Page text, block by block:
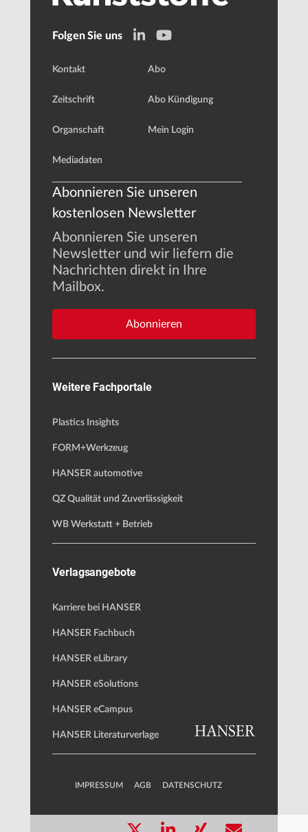
Folgen Sie uns
Kontakt
Zeitschrift
Organschaft
Mediadaten
Abo
Abo Kündigung
Mein Login
Abonnieren Sie unseren
kostenlosen Newsletter
Abonnieren Sie unseren
Newsletter und wir liefern die
Nachrichten direkt in Ihre
Mailbox.
Abonnieren
Weitere Fachportale
Plastics Insights
FORM+Werkzeug
HANSER automotive
QZ Qualität und Zuverlässigkeit
WB Werkstatt + Betrieb
Verlagsangebote
Karriere bei HANSER
HANSER Fachbuch
HANSER eLibrary
HANSER eSolutions
HANSER eCampus
HANSER Literaturverlage
IMPRESSUM AGB DATENSCHUTZ